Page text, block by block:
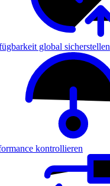
global sicherstellen
kontrollieren